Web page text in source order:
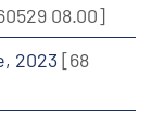
08.00]
2023 [68